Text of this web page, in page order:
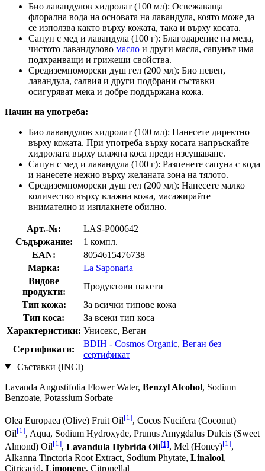
Био лавандулов хидролат (100 мл): Освежаваща
флорална вода на основата на лавандула, която може да
се използва както върху кожата, така и върху косата.
Сапун с мед и лавандула (100 г): Благодарение на меда,
чистото лавандулово масло и други масла, сапунът има
подхранващи и грижещи свойства.
Средиземноморски душ гел (200 мл): Био невен,
лавандула, салвия и други подбрани съставки
осигуряват мека и добре поддържана кожа.
Начин на употреба:
Био лавандулов хидролат (100 мл): Нанесете директно
върху кожата. При употреба върху косата напръскайте
хидролата върху влажна коса преди изсушаване.
Сапун с мед и лавандула (100 г): Разпенете сапуна с вода
и нанесете нежно върху желаната зона на тялото.
Средиземноморски душ гел (200 мл): Нанесете малко
количество върху влажна кожа, масажирайте
внимателно и изплакнете обилно.
Арт.-№:
LAS-P000642
Съдържание:
1 компл.
EAN:
8054615476738
Марка:
La Saponaria
Видове
продукти:
Продуктови пакети
Тип кожа:
За всички типове кожа
Тип коса:
За всеки тип коса
Характеристики: Унисекс, Веган
Сертификати:
BDIH - Cosmos Organic, Веган без
сертификат
Съставки (INCI)
Lavanda Angustifolia Flower Water, Benzyl Alcohol, Sodium
Benzoate, Potassium Sorbate
Olea Europaea (Olive) Fruit Oil[1], Cocos Nucifera (Coconut)
Oil[1], Aqua, Sodium Hydroxyde, Prunus Amygdalus Dulcis (Sweet
Almond) Oil[1], Lavandula Hybrida Oil[1], Mel (Honey)[1],
Alkanna Tinctoria Root Extract, Sodium Phytate, Linalool,
Citricacid, Limonene, Citronellal